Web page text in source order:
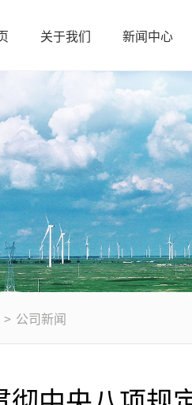
关于我们 新闻中心
> 公司新闻